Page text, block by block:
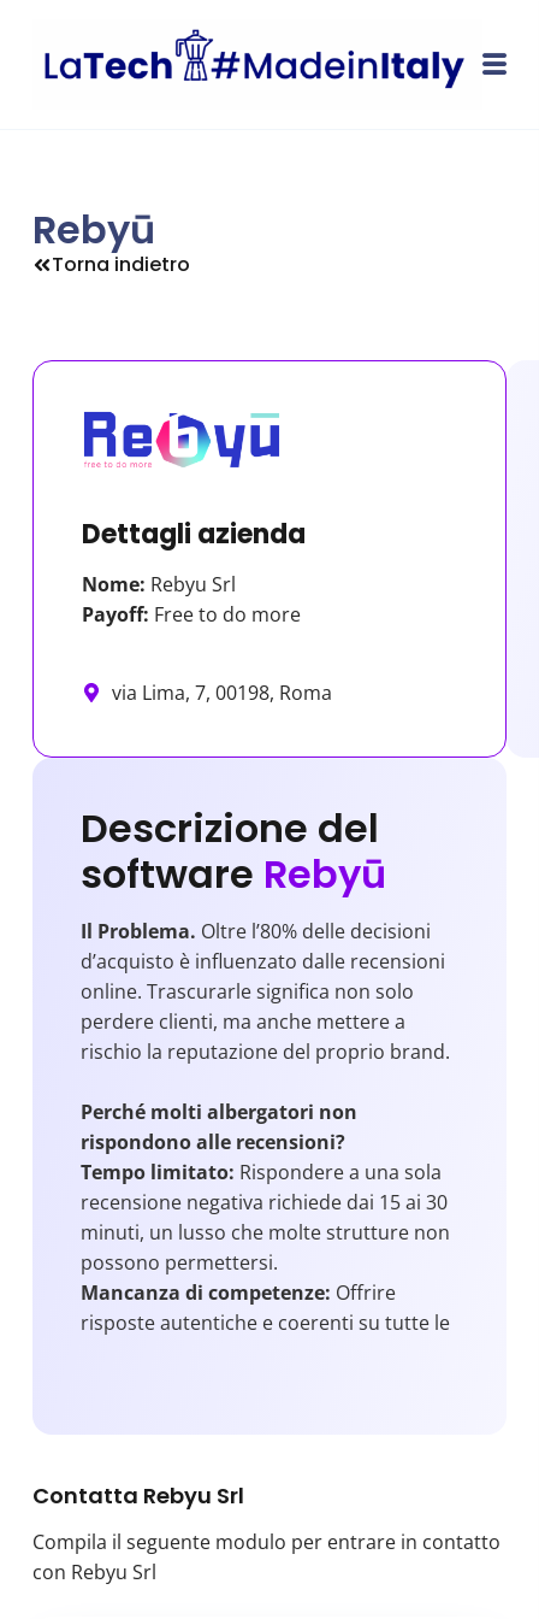
Rebyū
Torna indietro
Dettagli azienda
Nome: Rebyu Srl
Payoff: Free to do more
via Lima, 7, 00198, Roma
Descrizione del
software Rebyū
Il Problema. Oltre l’80% delle decisioni
d’acquisto è influenzato dalle recensioni
online. Trascurarle significa non solo
perdere clienti, ma anche mettere a
rischio la reputazione del proprio brand.
Perché molti albergatori non
rispondono alle recensioni?
Tempo limitato: Rispondere a una sola
recensione negativa richiede dai 15 ai 30
minuti, un lusso che molte strutture non
possono permettersi.
Mancanza di competenze: Offrire
risposte autentiche e coerenti su tutte le
un’opportunità strategica. Grazie
all’intelligenza artificiale, ogni hotel può
rispondere alle recensioni in modo
Contatta Rebyu Srl
Compila il seguente modulo per entrare in contatto
con Rebyu Srl